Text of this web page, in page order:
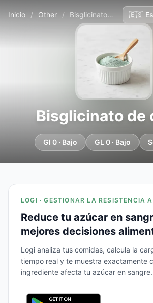
Inicio / Other / Bisglicinato de cobre
Bisglicinato de
GI 0 · Bajo GL 0 · Bajo
LOGI · GESTIONAR LA RESISTENCIA
Reduce tu azúcar en
mejores decisiones
Logi analiza tus comidas, calcula la
tiempo real y te muestra exactamente
ingrediente afecta tu azúcar en sangre.